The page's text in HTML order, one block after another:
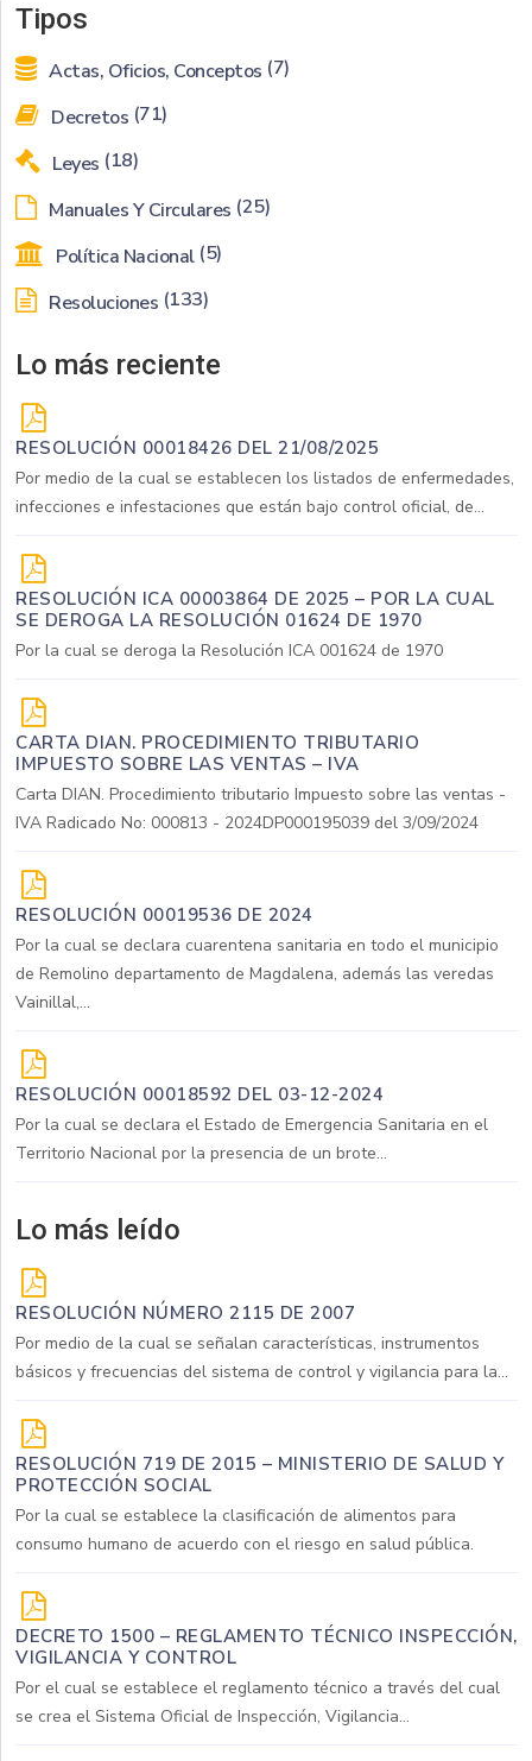
Tipos
Actas, Oficios, Conceptos (7)
Decretos (71)
Leyes (18)
Manuales Y Circulares (25)
Política Nacional (5)
Resoluciones (133)
Lo más reciente
RESOLUCIÓN 00018426 DEL 21/08/2025
Por medio de la cual se establecen los listados de enfermedades,
infecciones e infestaciones que están bajo control oficial, de...
RESOLUCIÓN ICA 00003864 DE 2025 – POR LA CUAL
SE DEROGA LA RESOLUCIÓN 01624 DE 1970
Por la cual se deroga la Resolución ICA 001624 de 1970
CARTA DIAN. PROCEDIMIENTO TRIBUTARIO
IMPUESTO SOBRE LAS VENTAS – IVA
Carta DIAN. Procedimiento tributario Impuesto sobre las ventas -
IVA Radicado No: 000813 - 2024DP000195039 del 3/09/2024
RESOLUCIÓN 00019536 DE 2024
Por la cual se declara cuarentena sanitaria en todo el municipio
de Remolino departamento de Magdalena, además las veredas
Vainillal,...
RESOLUCIÓN 00018592 DEL 03-12-2024
Por la cual se declara el Estado de Emergencia Sanitaria en el
Territorio Nacional por la presencia de un brote...
Lo más leído
RESOLUCIÓN NÚMERO 2115 DE 2007
Por medio de la cual se señalan características, instrumentos
básicos y frecuencias del sistema de control y vigilancia para la...
RESOLUCIÓN 719 DE 2015 – MINISTERIO DE SALUD Y
PROTECCIÓN SOCIAL
Por la cual se establece la clasificación de alimentos para
consumo humano de acuerdo con el riesgo en salud pública.
DECRETO 1500 – REGLAMENTO TÉCNICO INSPECCIÓN,
VIGILANCIA Y CONTROL
Por el cual se establece el reglamento técnico a través del cual
se crea el Sistema Oficial de Inspección, Vigilancia...